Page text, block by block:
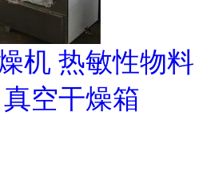
机 热敏性物料
空干燥箱